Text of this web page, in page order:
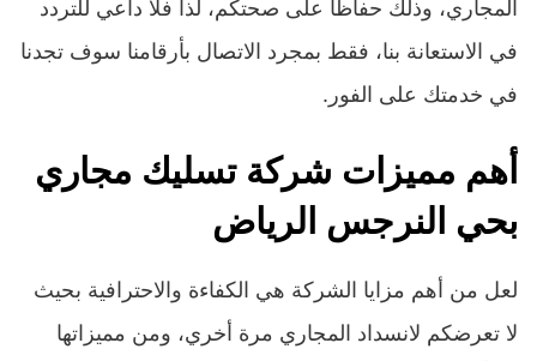
المجاري، وذلك حفاظاً على صحتكم، لذا فلا داعي للتردد
في الاستعانة بنا، فقط بمجرد الاتصال بأرقامنا سوف تجدنا
في خدمتك على الفور.
أهم مميزات شركة تسليك مجاري
بحي النرجس الرياض
لعل من أهم مزايا الشركة هي الكفاءة والاحترافية بحيث
لا تعرضكم لانسداد المجاري مرة أخري، ومن مميزاتها